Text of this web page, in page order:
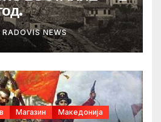
RADOVIS NEWS
Магазин Македонија